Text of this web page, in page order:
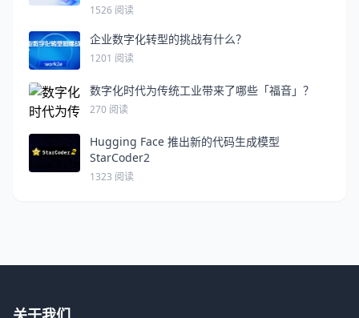
1526 阅读
企业数字化转型的挑战有什么？
1201 阅读
数字化时代为传统工业带来了哪些「福音」？
270 阅读
Hugging Face 推出新的代码生成模型
StarCoder2
1323 阅读